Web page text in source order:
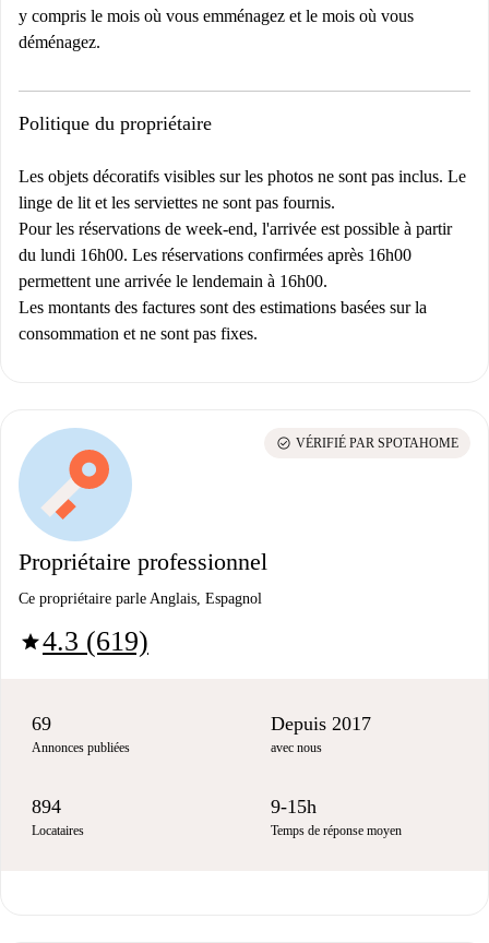
y compris le mois où vous emménagez et le mois où vous
déménagez.
Politique du propriétaire
Les objets décoratifs visibles sur les photos ne sont pas inclus. Le
linge de lit et les serviettes ne sont pas fournis.
Pour les réservations de week-end, l'arrivée est possible à partir
du lundi 16h00. Les réservations confirmées après 16h00
permettent une arrivée le lendemain à 16h00.
Les montants des factures sont des estimations basées sur la
consommation et ne sont pas fixes.
Propriétaire professionnel
Ce propriétaire parle Anglais, Espagnol
star4.3 (619)
check_circle VÉRIFIÉ PAR SPOTAHOME
69
Annonces publiées
Depuis 2017
avec nous
894
Locataires
9-15h
Temps de réponse moyen